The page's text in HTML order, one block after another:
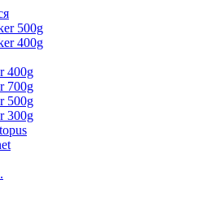
500g
400g
400g
700g
500g
300g